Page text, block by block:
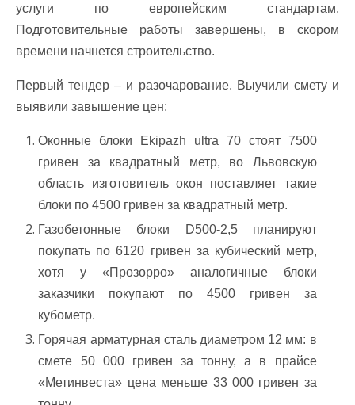
услуги по европейским стандартам.
Подготовительные работы завершены, в скором
времени начнется строительство.
Первый тендер – и разочарование. Выучили смету и
выявили завышение цен:
Оконные блоки Ekipazh ultra 70 стоят 7500
гривен за квадратный метр, во Львовскую
область изготовитель окон поставляет такие
блоки по 4500 гривен за квадратный метр.
Газобетонные блоки D500-2,5 планируют
покупать по 6120 гривен за кубический метр,
хотя у «Прозорро» аналогичные блоки
заказчики покупают по 4500 гривен за
кубометр.
Горячая арматурная сталь диаметром 12 мм: в
смете 50 000 гривен за тонну, а в прайсе
«Метинвеста» цена меньше 33 000 гривен за